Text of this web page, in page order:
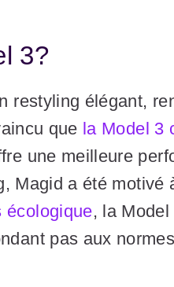
3?
restyling élégant,
que la Model 3
une meilleure
Magid a été motivé
écologique, la
pas aux normes